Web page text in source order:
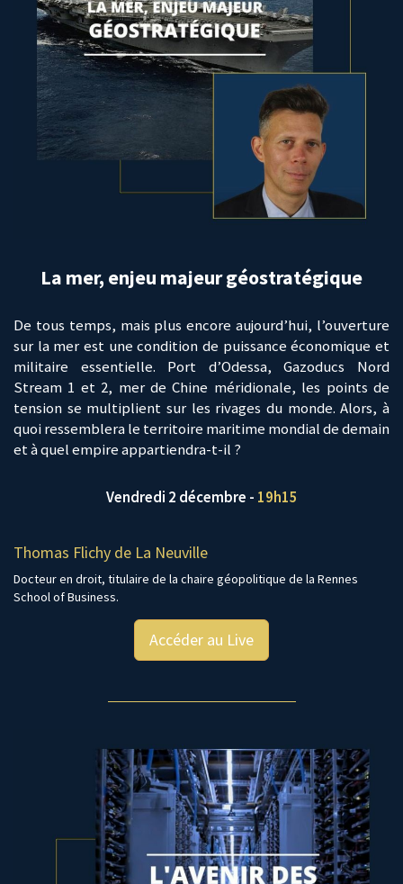
La mer, enjeu majeur géostratégique
De tous temps, mais plus encore aujourd’hui, l’ouverture
sur la mer est une condition de puissance économique et
militaire essentielle. Port d’Odessa, Gazoducs Nord
Stream 1 et 2, mer de Chine méridionale, les points de
tension se multiplient sur les rivages du monde. Alors, à
quoi ressemblera le territoire maritime mondial de demain
et à quel empire appartiendra-t-il ?
Vendredi 2 décembre - 19h15
Thomas Flichy de La Neuville
Docteur en droit, titulaire de la chaire géopolitique de la Rennes
School of Business.
Accéder au Live